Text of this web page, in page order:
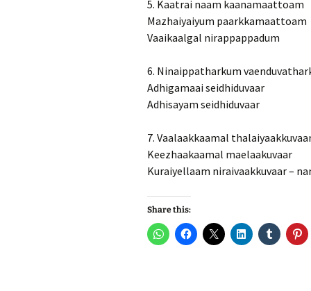
5. Kaatrai naam kaanamaattoam
Mazhaiyaiyum paarkkamaattoam
Vaaikaalgal nirappappadum
6. Ninaippatharkum
Adhigamaai seidhiduvaar
Adhisayam seidhiduvaar
7. Vaalaakkaamal
Keezhaakaamal maelaakuvaar
Kuraiyellaam niraivaakkuvaar –
Share this: